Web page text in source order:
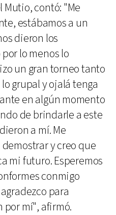
contó: "Me
estábamos a un
dieron los
lo menos lo
un gran torneo tanto
grupal y ojalá tenga
en algún momento
de brindarle a este
a mí. Me
y creo que
mi futuro. Esperemos
conmigo
para
mí", afirmó.